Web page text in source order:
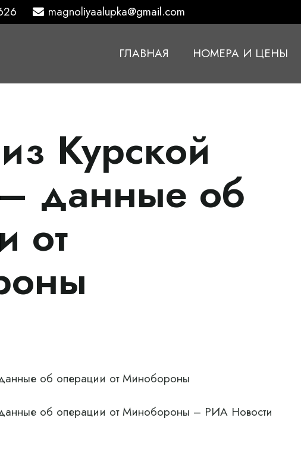
magnoliyaalupka@gmail.com
ГЛАВНАЯ НОМЕРА И ЦЕНЫ
Курской
данные об
от
об операции от Минобороны
об операции от Минобороны – РИА Новости